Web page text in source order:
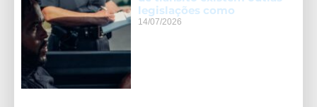
legislações como
14/07/2026